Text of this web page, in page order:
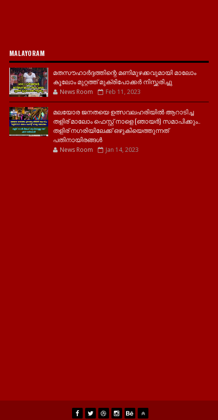
MALAYORAM
മതസൗഹാർദ്ദത്തിന്റെ മണിമുഴക്കവുമായി മാലോം
കൂലോം മുറ്റത്ത് മുക്രിപോക്കർ നിസ്ക്കരിച്ചു
News Room Feb 11, 2023
മലയോര ജനതയെ ഉത്സവലഹരിയിൽ ആറാടിച്ച
തളിര് മാലോം ഫെസ്റ്റ് നാളെ (ഞായർ) സമാപിക്കും..
തളിര് നഗരിയിലേക്ക് ഒഴുകിയെത്തുന്നത്
പതിനായിരങ്ങൾ
News Room Jan 14, 2023